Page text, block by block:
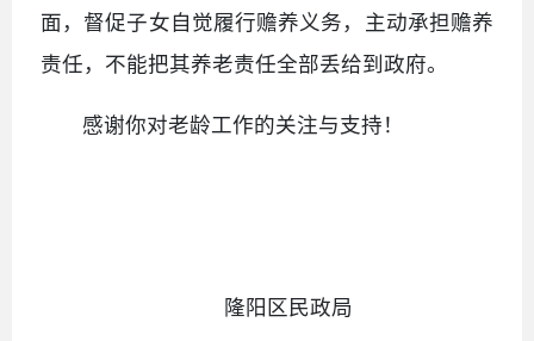
面，督促子女自觉履行赡养义务，主动承担赡养
责任，不能把其养老责任全部丢给到政府。
感谢你对老龄工作的关注与支持！
隆阳区民政局